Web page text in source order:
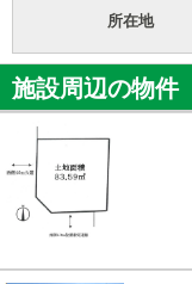
所在地
施設周辺の物件